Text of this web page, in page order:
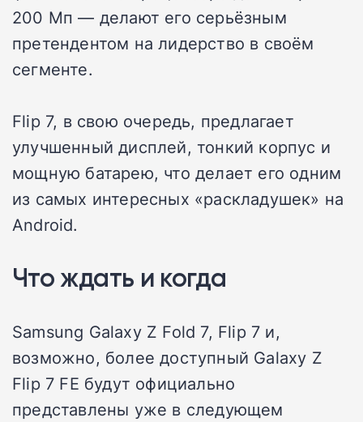
200 Мп — делают его серьёзным
претендентом на лидерство в своём
сегменте.
Flip 7, в свою очередь, предлагает
улучшенный дисплей, тонкий корпус и
мощную батарею, что делает его одним
из самых интересных «раскладушек» на
Android.
Что ждать и когда
Samsung Galaxy Z Fold 7, Flip 7 и,
возможно, более доступный Galaxy Z
Flip 7 FE будут официально
представлены уже в следующем